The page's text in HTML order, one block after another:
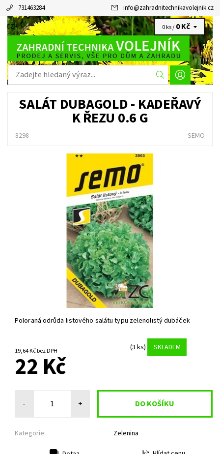
731463284 info@zahradnitechnikavolejnik.cz
CZK 0 ks / 0 Kč
SALÁT DUBAGOLD - KADEŘAVÝ
K ŘEZU 0.6 G
8298 SEMO
Poloraná odrůda listového salátu typu zelenolistý dubáček
19,64 Kč bez DPH (3 ks) SKLADEM
22 Kč
- +
Kategorie: Zelenina